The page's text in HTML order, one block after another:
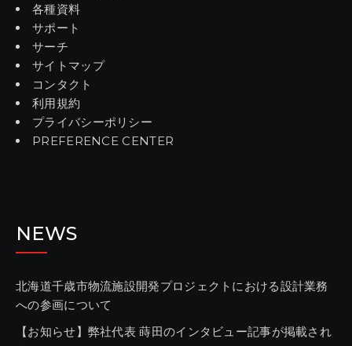
各種資料
サポート
サーチ
サイトマップ
コンタクト
利用規約
プライバシーポリシー
PREFERENCE CENTER
NEWS
北海道千歳市物流施設開発プロジェクトにおける設計業務
への参画について
【お知らせ】弊社代表 蒔田のインタビュー記事が掲載され